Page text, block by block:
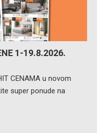
1-19.8.2026.
CENAMA u novom
super ponude na